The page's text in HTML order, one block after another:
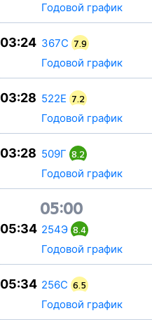
Годовой график
03:24 367С 7.9
Годовой график
03:28 522Е 7.2
Годовой график
03:28 509Г 8.2
Годовой график
05:00
05:34 254Э 8.4
Годовой график
05:34 256С 6.5
Годовой график